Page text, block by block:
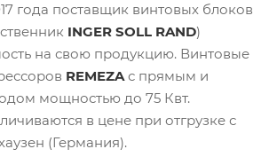
года поставщик винтовых блоков
INGER SOLL RAND)
на свою продукцию. Винтовые
REMEZAс прямым и
мощностью до 75 Квт.
в цене при отгрузке с
(Германия).